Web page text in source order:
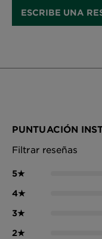
ESCRIBE UNA
PUNTUACIÓN
Filtrar reseñas
5★
4★
3★
2★